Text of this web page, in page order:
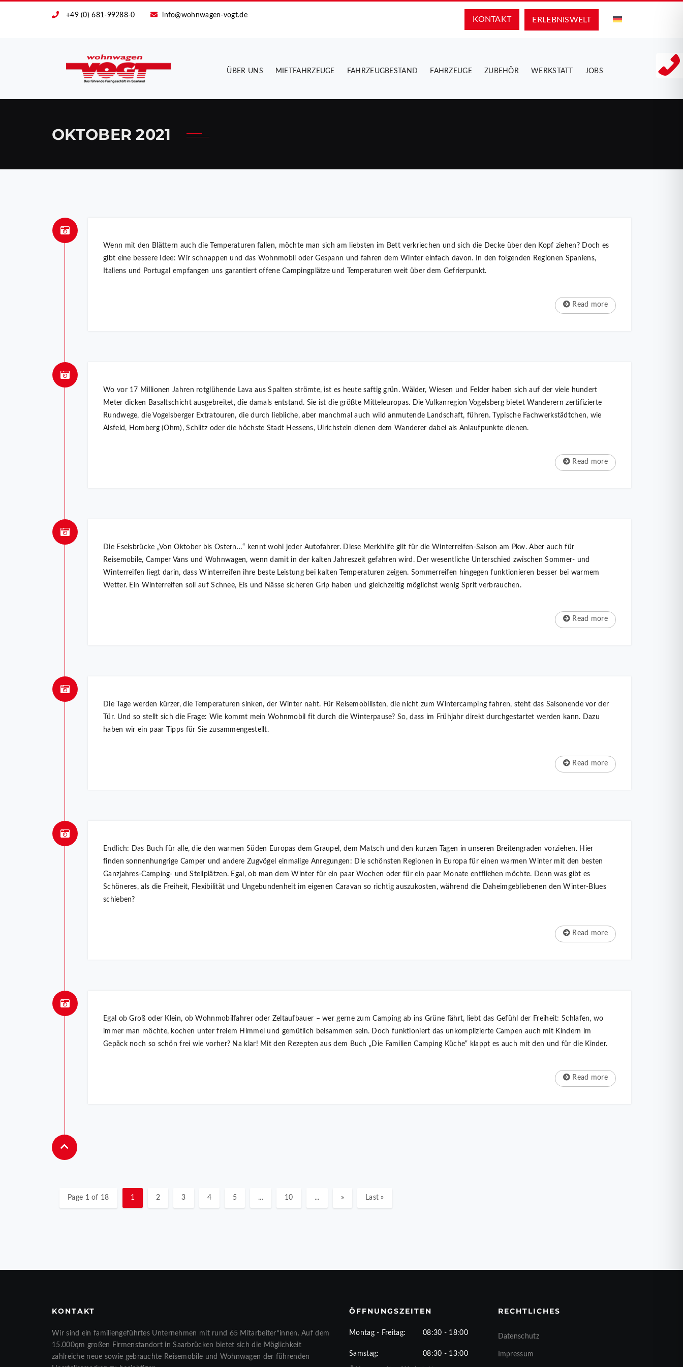
+49 (0) 681-99288-0 info@wohnwagen-vogt.de
ERLEBNIS­WELT
KONTAKT
ÜBER UNS MIETFAHRZEUGE FAHRZEUGBESTAND FAHRZEUGE ZUBEHÖR WERKSTATT JOBS
OKTOBER 2021
Wenn mit den Blättern auch die Temperaturen fallen, möchte man sich am liebsten im Bett verkriechen und sich die Decke über den Kopf ziehen? Doch es
gibt eine bessere Idee: Wir schnappen und das Wohnmobil oder Gespann und fahren dem Winter einfach davon. In den folgenden Regionen Spaniens,
Italiens und Portugal empfangen uns garantiert offene Campingplätze und Temperaturen weit über dem Gefrierpunkt.
Read more
Wo vor 17 Millionen Jahren rotglühende Lava aus Spalten strömte, ist es heute saftig grün. Wälder, Wiesen und Felder haben sich auf der viele hundert
Meter dicken Basaltschicht ausgebreitet, die damals entstand. Sie ist die größte Mitteleuropas. Die Vulkanregion Vogelsberg bietet Wanderern zertifizierte
Rundwege, die Vogelsberger Extratouren, die durch liebliche, aber manchmal auch wild anmutende Landschaft, führen. Typische Fachwerkstädtchen, wie
Alsfeld, Homberg (Ohm), Schlitz oder die höchste Stadt Hessens, Ulrichstein dienen dem Wanderer dabei als Anlaufpunkte dienen.
Read more
Die Eselsbrücke „Von Oktober bis Ostern…“ kennt wohl jeder Autofahrer. Diese Merkhilfe gilt für die Winterreifen-Saison am Pkw. Aber auch für
Reisemobile, Camper Vans und Wohnwagen, wenn damit in der kalten Jahreszeit gefahren wird. Der wesentliche Unterschied zwischen Sommer- und
Winterreifen liegt darin, dass Winterreifen ihre beste Leistung bei kalten Temperaturen zeigen. Sommerreifen hingegen funktionieren besser bei warmem
Wetter. Ein Winterreifen soll auf Schnee, Eis und Nässe sicheren Grip haben und gleichzeitig möglichst wenig Sprit verbrauchen.
Read more
Die Tage werden kürzer, die Temperaturen sinken, der Winter naht. Für Reisemobilisten, die nicht zum Wintercamping fahren, steht das Saisonende vor der
Tür. Und so stellt sich die Frage: Wie kommt mein Wohnmobil fit durch die Winterpause? So, dass im Frühjahr direkt durchgestartet werden kann. Dazu
haben wir ein paar Tipps für Sie zusammengestellt.
Read more
Endlich: Das Buch für alle, die den warmen Süden Europas dem Graupel, dem Matsch und den kurzen Tagen in unseren Breitengraden vorziehen. Hier
finden sonnenhungrige Camper und andere Zugvögel einmalige Anregungen: Die schönsten Regionen in Europa für einen warmen Winter mit den besten
Ganzjahres-Camping- und Stellplätzen. Egal, ob man dem Winter für ein paar Wochen oder für ein paar Monate entfliehen möchte. Denn was gibt es
Schöneres, als die Freiheit, Flexibilität und Ungebundenheit im eigenen Caravan so richtig auszukosten, während die Daheimgebliebenen den Winter-Blues
schieben?
Read more
Egal ob Groß oder Klein, ob Wohnmobilfahrer oder Zeltaufbauer – wer gerne zum Camping ab ins Grüne fährt, liebt das Gefühl der Freiheit: Schlafen, wo
immer man möchte, kochen unter freiem Himmel und gemütlich beisammen sein. Doch funktioniert das unkomplizierte Campen auch mit Kindern im
Gepäck noch so schön frei wie vorher? Na klar! Mit den Rezepten aus dem Buch „Die Familien Camping Küche“ klappt es auch mit den und für die Kinder.
Read more
Page 1 of 18 1 2 3 4 5 ... 10 ... » Last »
KONTAKT
Wir sind ein familiengeführtes Unternehmen mit rund 65 Mitarbeiter*innen. Auf dem
15.000qm großen Firmenstandort in Saarbrücken bietet sich die Möglichkeit
zahlreiche neue sowie gebrauchte Reisemobile und Wohnwagen der führenden
ÖFFNUNGSZEITEN
Montag - Freitag: 08:30 - 18:00
Samstag: 08:30 - 13:00
RECHTLICHES
Datenschutz
Impressum